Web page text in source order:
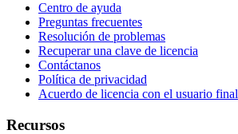
Centro de ayuda
Preguntas frecuentes
Resolución de problemas
Recuperar una clave de licencia
Contáctanos
Política de privacidad
Acuerdo de licencia con el usuario final
Recursos